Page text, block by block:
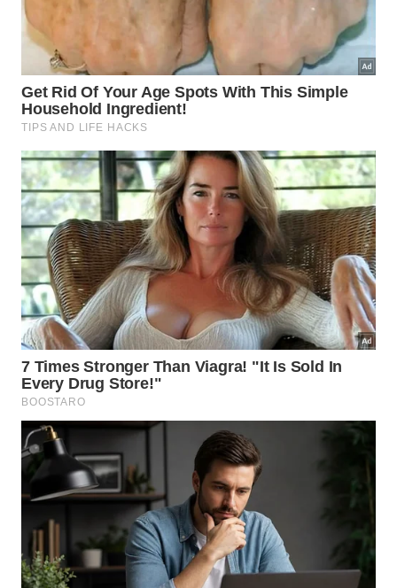
Ele serve como um ponto de referência
crucial para astrônomos que buscam
compreender os efeitos gravitacionais na
região.
Anteriormente, esse aglomerado permaneceu pouco
estudado por causa dos obstáculos visuais
presentes no plano celeste. A poeira espessa
bloqueava a luminosidade emitida, transformando
essa porção do universo em um verdadeiro enigma
para a comunidade científica
mundiale
especializada.